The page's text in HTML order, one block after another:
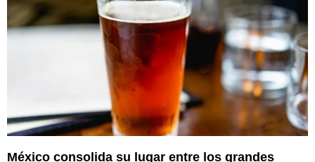
México consolida su lugar entre los grandes